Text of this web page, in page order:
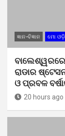
ଜ୍ଞାନ-ବିଜ୍ଞାନ ମୋ
ରାଡାର
ଓ ପ୍ରବଳ
20 hours ago